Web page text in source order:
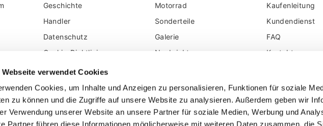
Webseite verwendet Cookies
Cookies, um Inhalte und Anzeigen zu personalisieren, Funktionen für soziale
zu können und die Zugriffe auf unsere Website zu analysieren. Außerdem geben wir
Verwendung unserer Website an unsere Partner für soziale Medien, Werbung und
Partner führen diese Informationen möglicherweise mit weiteren Daten zusammen, die
Geschichte
Handler
Datenschutz
Cookie-Richtlinie
Für Einzelhändler reserviert
Feedback
Motorrad
Sonderteile
Galerie
Nachrichten
Kaufenleitung
Kundendienst
FAQ
Kontakt
ohne